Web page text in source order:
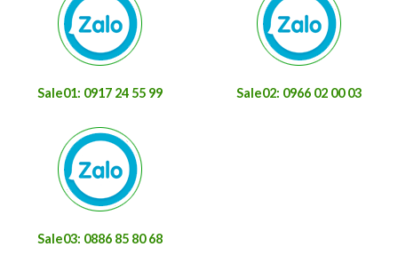
Sale01: 0917 24 55 99 Sale02: 0966 02 00 03
Sale03: 0886 85 80 68